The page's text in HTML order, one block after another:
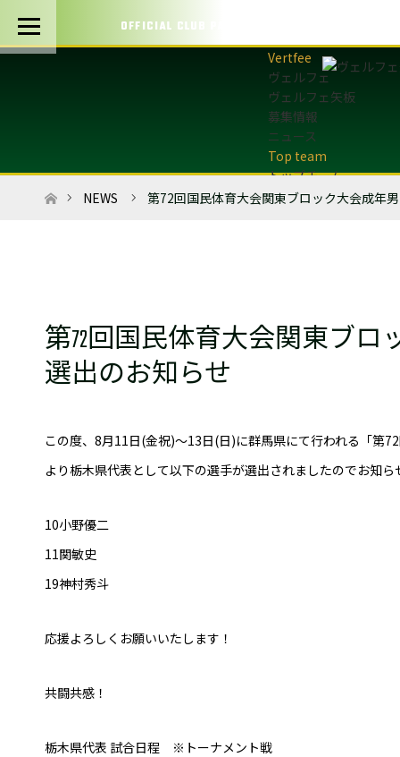
OFFICIAL CLUB PARTNERS
ヴェルフェ
ヴェルフェ矢板
募集情報
ニュース
トップチーム
トップチーム概要
アカデミー
U-12・U-8
サッカーチーム
女子U-15・U-18
ホームNEWS 第72回国民体育大会関東ブロック大会成年
第72回国民体育大会関東ブ
選出のお知らせ
この度、8月11日(金祝)～13日(日)に群馬県にて行われる「第
より栃木県代表として以下の選手が選出されましたのでお知ら
10小野優二
11関敏史
19神村秀斗
応援よろしくお願いいたします！
共闘共感！
栃木県代表 試合日程 ※トーナメント戦